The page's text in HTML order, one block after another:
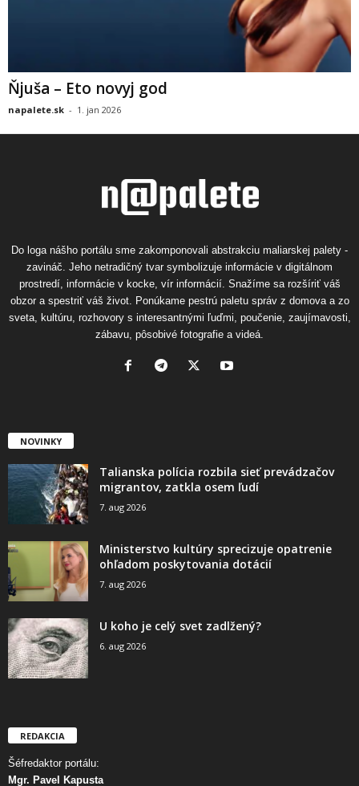
Ňjuša – Eto novyj god
napalete.sk - 1. jan 2026
Do loga nášho portálu sme zakomponovali abstrakciu maliarskej palety -
zavináč. Jeho netradičný tvar symbolizuje informácie v digitálnom
prostredí, informácie v kocke, vír informácií. Snažíme sa rozšíriť váš
obzor a spestriť váš život. Ponúkame pestrú paletu správ z domova a zo
sveta, kultúru, rozhovory s interesantnými ľuďmi, poučenie, zaujímavosti,
zábavu, pôsobivé fotografie a videá.
NOVINKY
Talianska polícia rozbila sieť prevádzačov
migrantov, zatkla osem ľudí
7. aug 2026
Ministerstvo kultúry sprecizuje opatrenie
ohľadom poskytovania dotácií
7. aug 2026
U koho je celý svet zadlžený?
6. aug 2026
REDAKCIA
Šéfredaktor portálu:
Mgr. Pavel Kapusta